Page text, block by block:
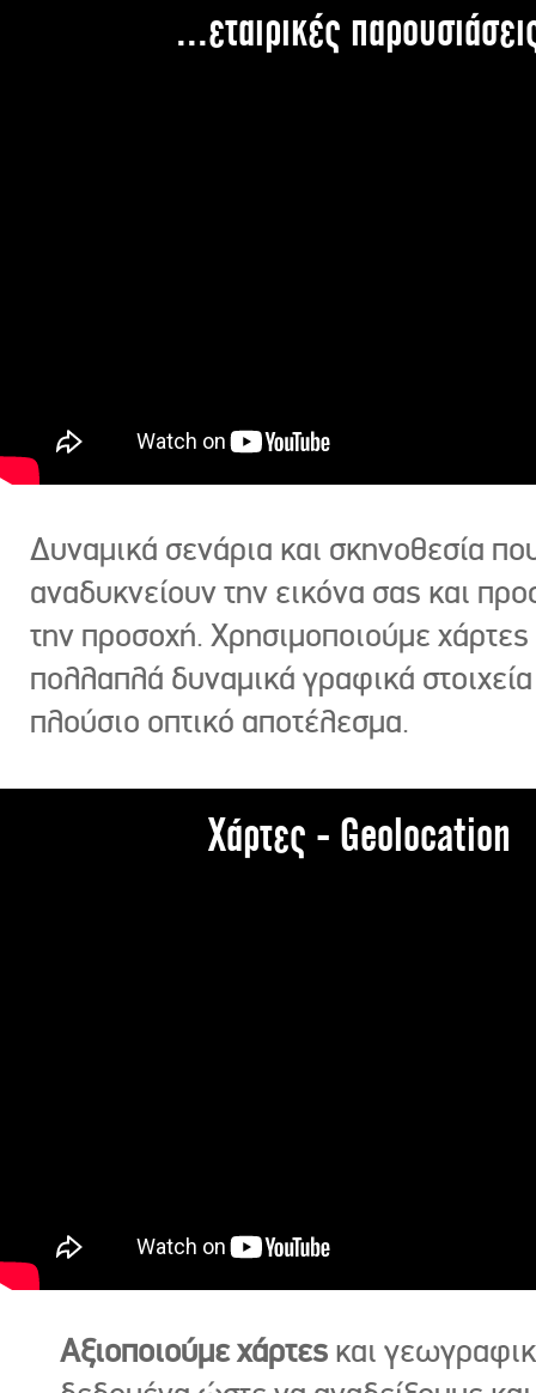
...εταιρικές
Δυναμικά σενάρια και σκηνοθεσία
αναδυκνείουν την εικόνα σας και
την προσοχή. Χρησιμοποιούμε χάρτες
πολλαπλά δυναμικά γραφικά στοιχεία
πλούσιο οπτικό αποτέλεσμα.
Χάρτες - Geolocation
Αξιοποιούμε χάρτες και